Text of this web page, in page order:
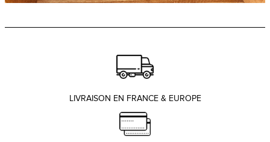
LIVRAISON EN FRANCE & EUROPE